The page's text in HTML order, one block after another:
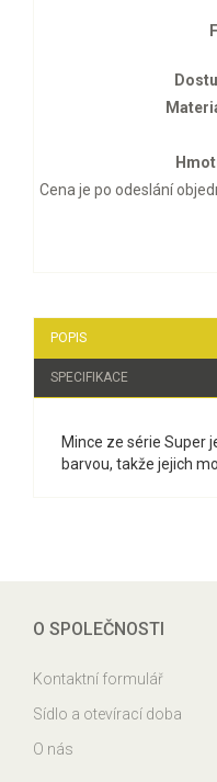
Cena je po odeslání
POPIS
SPECIFIKACE
Mince ze série Super
barvou, takže jejich
O SPOLEČNOSTI
Kontaktní formulář
Sídlo a otevírací doba
O nás